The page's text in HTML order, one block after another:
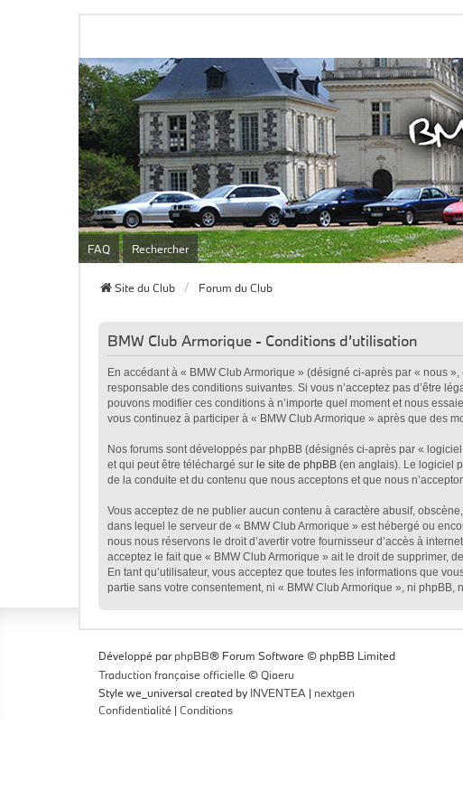
FAQ Rechercher
Site du Club Forum du Club
BMW Club Armorique - Conditions d’utilisation
En accédant à « BMW Club Armorique » (désigné ci-après par « nous
responsable des conditions suivantes. Si vous n’acceptez pas d’être
pouvons modifier ces conditions à n’importe quel moment et nous
vous continuez à participer à « BMW Club Armorique » après que des
Nos forums sont développés par phpBB (désignés ci-après par «
et qui peut être téléchargé sur le site de phpBB (en anglais). Le logiciel
de la conduite et du contenu que nous acceptons et que nous
Vous acceptez de ne publier aucun contenu à caractère abusif,
dans lequel le serveur de « BMW Club Armorique » est hébergé ou
nous nous réservons le droit d’avertir votre fournisseur d’accès à
acceptez le fait que « BMW Club Armorique » ait le droit de supprimer,
En tant qu’utilisateur, vous acceptez que toutes les informations que
partie sans votre consentement, ni « BMW Club Armorique », ni
Développé parphpBB® Forum Software © phpBB Limited
Traduction française officielle ©Qiaeru
Style we_universal created byINVENTEA | nextgen
Confidentialité | Conditions